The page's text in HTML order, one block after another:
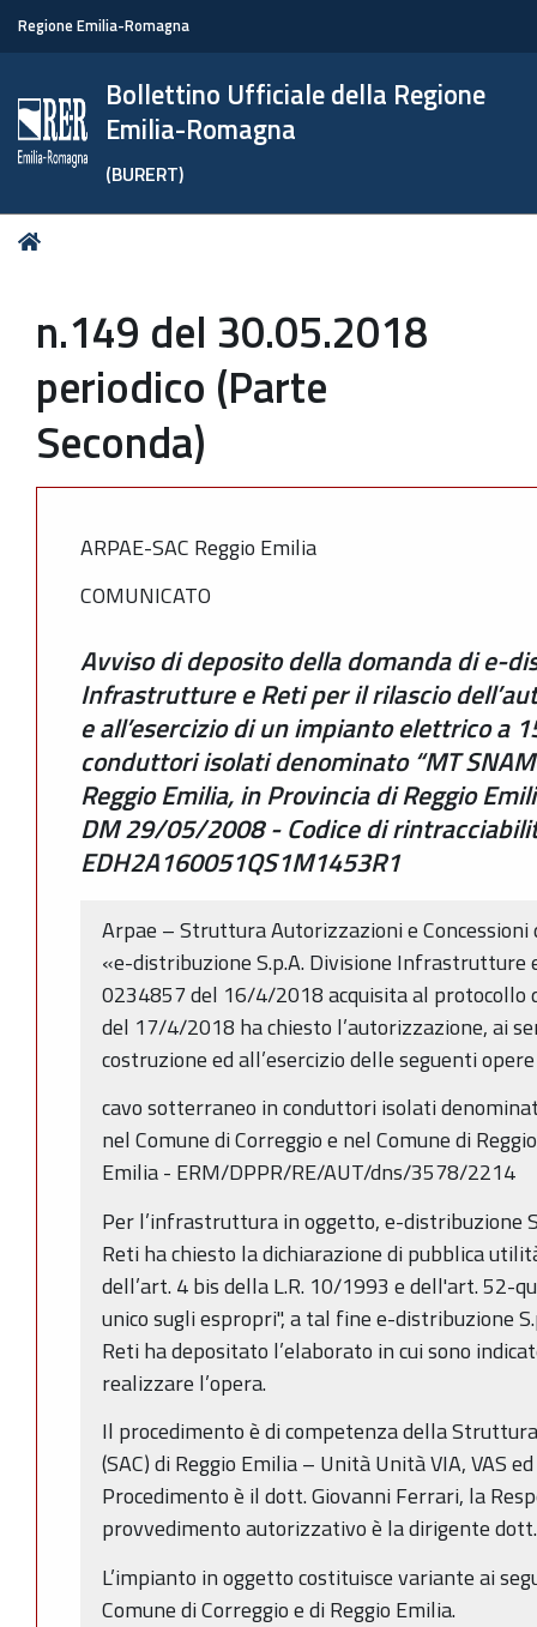
Regione Emilia-Romagna
Bollettino Ufficiale della Regione
Emilia-Romagna
(BURERT)
Tu
n.149 del 30.05.2018
periodico (Parte
Seconda)
ARPAE-SAC Reggio Emilia
COMUNICATO
Avviso di deposito della domanda di e-
Infrastrutture e Reti per il rilascio
e all’esercizio di un impianto elettrico a
conduttori isolati denominato “MT
Reggio Emilia, in Provincia di Reggio
DM 29/05/2008 - Codice di
EDH2A160051QS1M1453R1
Arpae – Struttura Autorizzazioni e Concessioni
«e-distribuzione S.p.A. Divisione Infrastrutture
0234857 del 16/4/2018 acquisita al protocollo
del 17/4/2018 ha chiesto l’autorizzazione, ai
costruzione ed all’esercizio delle seguenti
cavo sotterraneo in conduttori isolati
nel Comune di Correggio e nel Comune di
Emilia - ERM/DPPR/RE/AUT/dns/3578/2214
Per l’infrastruttura in oggetto, e-distribuzione
Reti ha chiesto la dichiarazione di pubblica
dell’art. 4 bis della L.R. 10/1993 e dell'art. 52-
unico sugli espropri", a tal fine e-distribuzione
Reti ha depositato l’elaborato in cui sono
realizzare l’opera.
Il procedimento è di competenza della
(SAC) di Reggio Emilia – Unità Unità VIA, VAS
Procedimento è il dott. Giovanni Ferrari, la
provvedimento autorizzativo è la dirigente
L’impianto in oggetto costituisce variante ai
Comune di Correggio e di Reggio Emilia.